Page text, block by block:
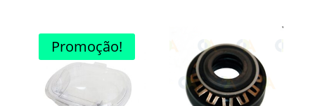
Promoção!